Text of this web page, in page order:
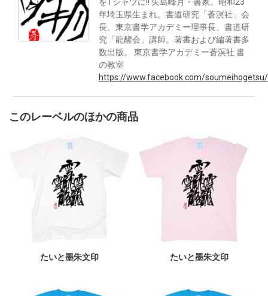
年埼玉県生まれ。書道研究「蒼溟社」会
長、東京書学アカデミー理事長、書道研
究「龍醒会」講師。著書および編著書多
数出版。 東京書学アカデミー蒼溟社 書
の教室
https://www.facebook.com/soumeihogetsu/
このレーベルのほかの商品
たいと墨朱文印 たいと墨朱文印